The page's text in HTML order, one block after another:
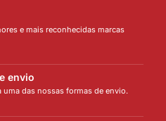
e mais reconhecidas marcas
envio
uma das nossas formas de envio.